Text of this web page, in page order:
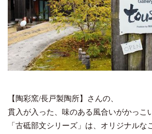
【陶彩窯/長戸製陶所】さんの、
貫入が入った、味のある風合いがかっこ
「古砥部文シリーズ」は、オリジナルな